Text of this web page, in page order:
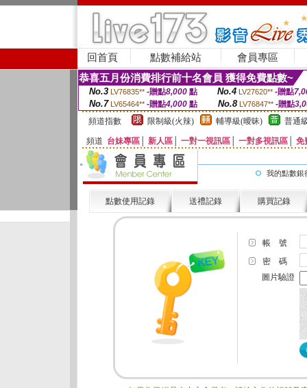
回首頁 點數補給站 會員專區
恭喜五月份消費排行前十名會員 獲得免費點數~
No.3 LV76835** -贈點8,000點 No.4 LV27620** -贈點
No.7 LV65464** -贈點4,000 點 No.8 LV76847** -贈點
頻道指數
限制級(火辣) 輔導級(曖昧) 普通
頻道 台妹專區 新人區 一對一視訊區 一對多視訊區 免
我的點數銀
點數使用記錄 送禮記錄 購買記錄
帳 號
密 碼
圖片驗證